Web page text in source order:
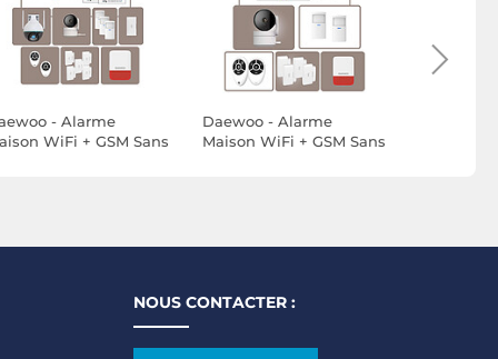
- Alarme
WiFi + GSM Sans
Daewoo - Alarme
Maison WiFi + GSM Sans
NOUS CONTACTER :